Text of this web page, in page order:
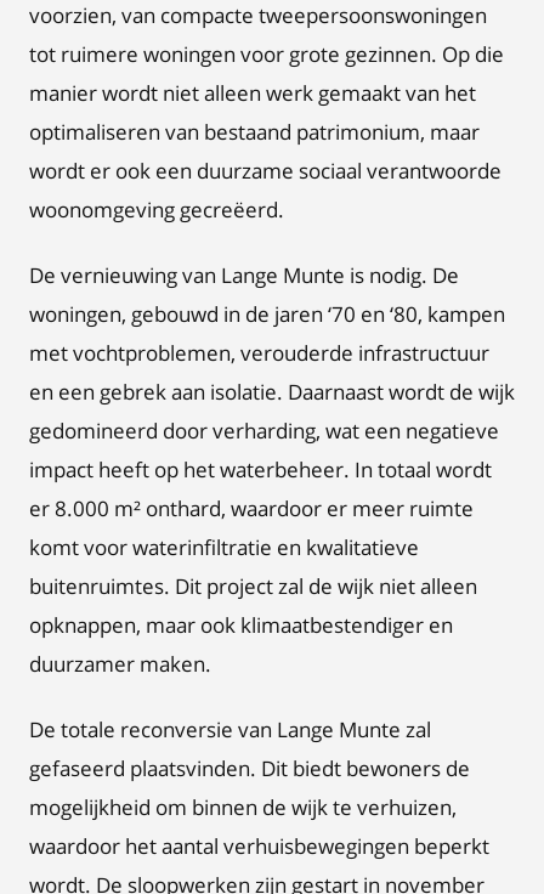
voorzien, van compacte tweepersoonswoningen
tot ruimere woningen voor grote gezinnen. Op die
manier wordt niet alleen werk gemaakt van het
optimaliseren van bestaand patrimonium, maar
wordt er ook een duurzame sociaal verantwoorde
woonomgeving gecreëerd.
De vernieuwing van Lange Munte is nodig. De
woningen, gebouwd in de jaren ‘70 en ‘80, kampen
met vochtproblemen, verouderde infrastructuur
en een gebrek aan isolatie. Daarnaast wordt de wijk
gedomineerd door verharding, wat een negatieve
impact heeft op het waterbeheer. In totaal wordt
er 8.000 m² onthard, waardoor er meer ruimte
komt voor waterinfiltratie en kwalitatieve
buitenruimtes. Dit project zal de wijk niet alleen
opknappen, maar ook klimaatbestendiger en
duurzamer maken.
De totale reconversie van Lange Munte zal
gefaseerd plaatsvinden. Dit biedt bewoners de
mogelijkheid om binnen de wijk te verhuizen,
waardoor het aantal verhuisbewegingen beperkt
wordt. De sloopwerken zijn gestart in november